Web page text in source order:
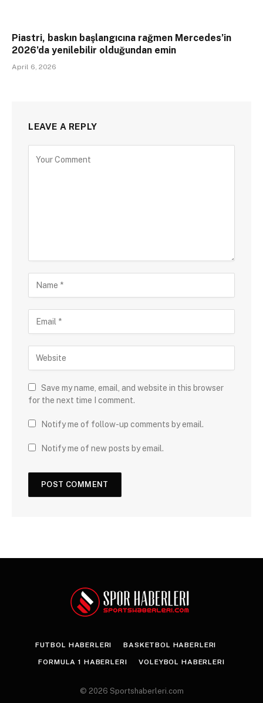
Piastri, baskın başlangıcına rağmen Mercedes’in
2026’da yenilebilir olduğundan emin
April 6, 2026
LEAVE A REPLY
Save my name, email, and website in this browser
for the next time I comment.
Notify me of follow-up comments by email.
Notify me of new posts by email.
FUTBOL HABERLERI BASKETBOL HABERLERI
FORMULA 1 HABERLERI VOLEYBOL HABERLERI
© 2026 Sportshaberleri.com